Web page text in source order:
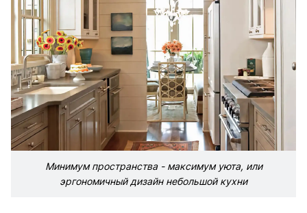
Минимум пространства - максимум уюта, или
эргономичный дизайн небольшой кухни